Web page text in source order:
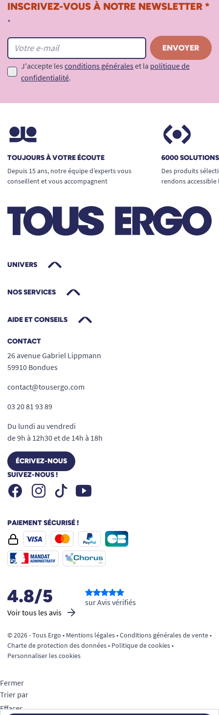
INSCRIVEZ-VOUS À NOTRE NEWSLETTER *
*
J'accepte les conditions générales et la politique de
confidentialité.
TOUJOURS À VOTRE ÉCOUTE
Depuis 15 ans, notre équipe d’experts vous
conseillent et vous accompagnent
6000
Des produits
rendons
UNIVERS
NOS SERVICES
AIDE ET CONSEILS
CONTACT
26 avenue Gabriel Lippmann
59910 Bondues
contact@tousergo.com
03 20 81 93 89
Du lundi au vendredi
de 9h à 12h30 et de 14h à 18h
ÉCRIVEZ-NOUS
SUIVEZ-NOUS !
FacebookInstagramTiktok Youtube
PAIEMENT SÉCURISÉ !
4.8/5
Voir tous les avis
sur Avis vérifiés
© 2026 - Tous Ergo • Mentions légales•Conditions générales de vente•
Charte de protection des données• Politique de cookies•
Personnaliser les cookies
Fermer
Trier par
Effacer